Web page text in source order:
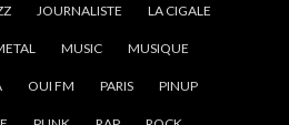
JOURNALISTE LA CIGALE
MUSIC MUSIQUE
OUI FM PARIS PINUP